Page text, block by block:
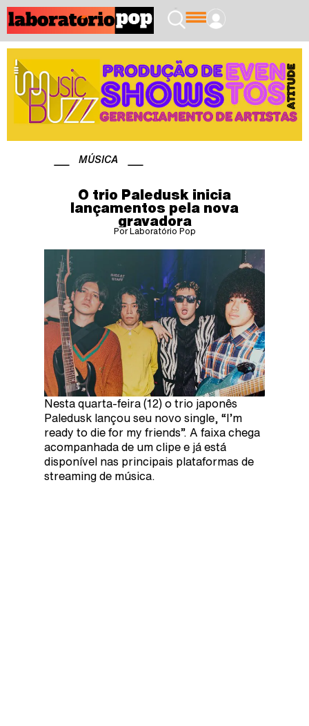
MÚSICA
O trio Paledusk inicia
lançamentos pela nova
gravadora
Por Laboratório Pop
Nesta quarta-feira (12) o trio japonês
Paledusk lançou seu novo single, “I’m
ready to die for my friends”. A faixa chega
acompanhada de um clipe e já está
disponível nas principais plataformas de
streaming de música.